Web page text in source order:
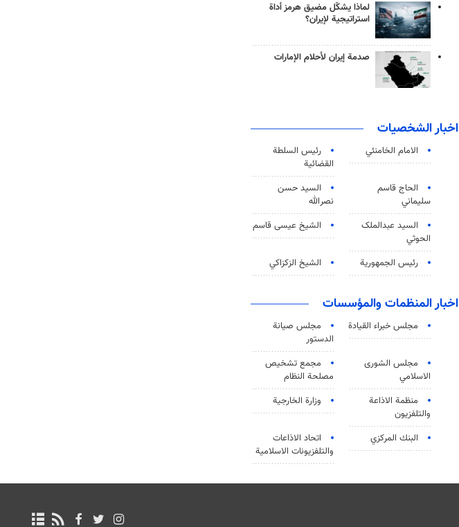
لماذا يشكّل مضيق هرمز أداة
استراتيجية لإيران؟
صدمة إيران لأحلام الإمارات
اخبار الشخصيات
الامام الخامنئي
رئیس السلطة
القضائیة
الحاج قاسم
سليماني
السيد حسن
نصرالله
السید عبدالملک
الحوثي
الشيخ عيسى قاسم
رئيس الجمهورية الشيخ الزكزاكي
اخبار المنظمات والمؤسسات
مجلس خبراء القيادة
مجلس صيانة
الدستور
مجلس الشورى
الاسلامي
مجمع تشخيص
مصلحة النظام
منظمة الاذاعة
والتلفزیون
وزارة الخارجية
البنك المركزي
اتحاد الاذاعات
والتلفزيونات الاسلامية